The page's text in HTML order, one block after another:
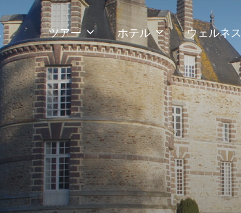
ツアー ホテル ウェルネス